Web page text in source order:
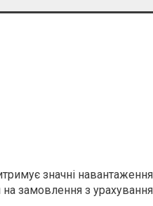
значні
замовлення з